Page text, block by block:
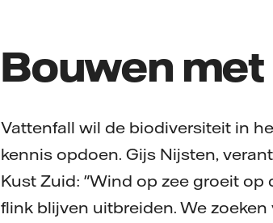
Bouwen
Vattenfall wil de biodiversiteit in
kennis opdoen. Gijs Nijsten,
Kust Zuid: "Wind op zee groeit
flink blijven uitbreiden. We